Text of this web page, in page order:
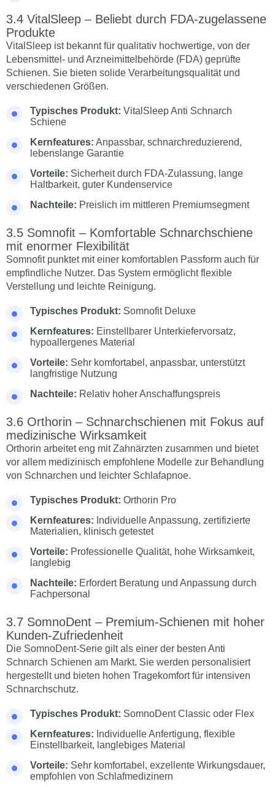
VitalSleep – Beliebt durch FDA-zugelassene
Produkte
VitalSleep ist bekannt für qualitativ hochwertige, von der
Lebensmittel- und Arzneimittelbehörde (FDA) geprüfte
Schienen. Sie bieten solide Verarbeitungsqualität und
verschiedenen Größen.
Typisches Produkt: VitalSleep Anti Schnarch
Schiene
Kernfeatures: Anpassbar, schnarchreduzierend,
lebenslange Garantie
Vorteile: Sicherheit durch FDA-Zulassung, lange
Haltbarkeit, guter Kundenservice
Nachteile: Preislich im mittleren Premiumsegment
Somnofit – Komfortable Schnarchschiene
mit enormer Flexibilität
Somnofit punktet mit einer komfortablen Passform auch für
empfindliche Nutzer. Das System ermöglicht flexible
Verstellung und leichte Reinigung.
Typisches Produkt: Somnofit Deluxe
Kernfeatures: Einstellbarer Unterkiefervorsatz,
hypoallergenes Material
Vorteile: Sehr komfortabel, anpassbar, unterstützt
langfristige Nutzung
Nachteile: Relativ hoher Anschaffungspreis
Orthorin – Schnarchschienen mit Fokus auf
medizinische Wirksamkeit
Orthorin arbeitet eng mit Zahnärzten zusammen und bietet
vor allem medizinisch empfohlene Modelle zur Behandlung
von Schnarchen und leichter Schlafapnoe.
Typisches Produkt: Orthorin Pro
Kernfeatures: Individuelle Anpassung, zertifizierte
Materialien, klinisch getestet
Vorteile: Professionelle Qualität, hohe Wirksamkeit,
langlebig
Nachteile: Erfordert Beratung und Anpassung durch
Fachpersonal
SomnoDent – Premium-Schienen mit hoher
Kunden-Zufriedenheit
Die SomnoDent-Serie gilt als einer der besten Anti
Schnarch Schienen am Markt. Sie werden personalisiert
hergestellt und bieten hohen Tragekomfort für intensiven
Schnarchschutz.
Typisches Produkt: SomnoDent Classic oder Flex
Kernfeatures: Individuelle Anfertigung, flexible
Einstellbarkeit, langlebiges Material
Vorteile: Sehr komfortabel, exzellente Wirkungsdauer,
empfohlen von Schlafmedizinern